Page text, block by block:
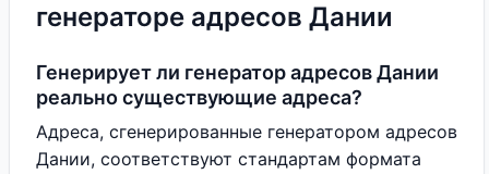
генераторе адресов Дании
Генерирует ли генератор адресов Дании
реально существующие адреса?
Адреса, сгенерированные генератором адресов
Дании, соответствуют стандартам формата